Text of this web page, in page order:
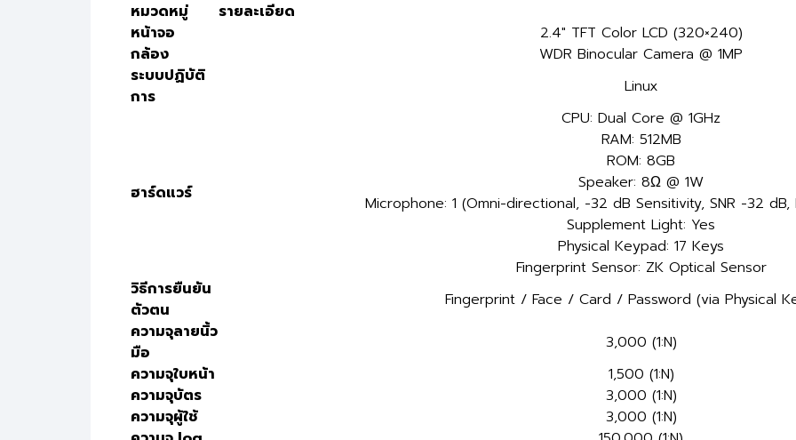
หมวดหมู่
รายละเอียด
หน้าจอ
2.4" TFT Color LCD (320×240)
กล้อง
WDR Binocular Camera @ 1MP
ระบบปฏิบัติ
การ
Linux
ฮาร์ดแวร์
CPU: Dual Core @ 1GHz
RAM: 512MB
ROM: 8GB
Speaker: 8Ω @ 1W
Microphone: 1 (Omni-directional, -32 dB Sensitivity, SNR -32
Supplement Light: Yes
Physical Keypad: 17 Keys
Fingerprint Sensor: ZK Optical Sensor
วิธีการยืนยัน
ตัวตน
Fingerprint / Face / Card / Password (via Physical
ความจุลายนิ้ว
มือ
3,000 (1:N)
ความจุใบหน้า
1,500 (1:N)
ความจุบัตร
3,000 (1:N)
ความจุผู้ใช้
3,000 (1:N)